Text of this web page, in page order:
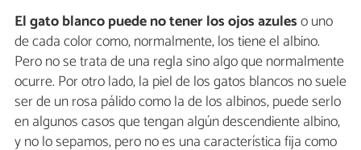
El gato blanco puede no tener los ojos azuleso uno
de cada color como, normalmente, los tiene el albino.
Pero no se trata de una regla sino algo que normalmente
ocurre. Por otro lado, la piel de los gatos blancos no suele
ser de un rosa pálido como la de los albinos, puede serlo
en algunos casos que tengan algún descendiente albino,
y no lo sepamos, pero no es una característica fija como